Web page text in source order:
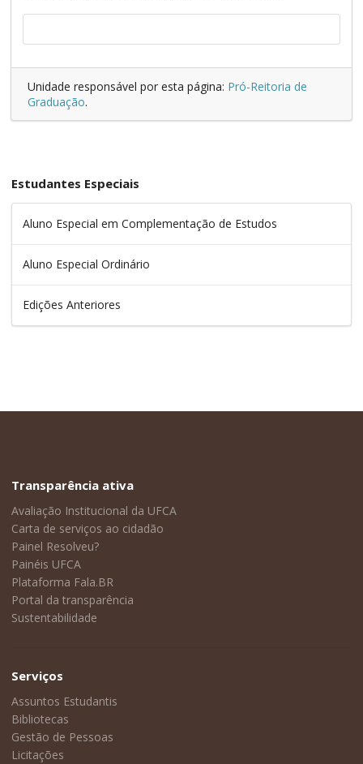
Unidade responsável por esta página: Pró-Reitoria de
Graduação.
Estudantes Especiais
Aluno Especial em Complementação de Estudos
Aluno Especial Ordinário
Edições Anteriores
Transparência ativa
Avaliação Institucional da UFCA
Carta de serviços ao cidadão
Painel Resolveu?
Painéis UFCA
Plataforma Fala.BR
Portal da transparência
Sustentabilidade
Serviços
Assuntos Estudantis
Bibliotecas
Gestão de Pessoas
Licitações